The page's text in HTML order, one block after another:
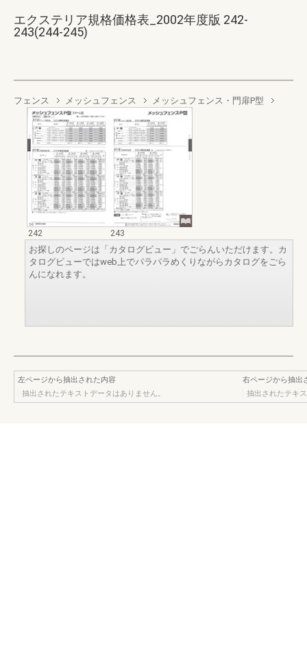
エクステリア規格価格表_2002年度版 242-
243(244-245)
フェンス メッシュフェンス メッシュフェンス・門扉P型
242
243
お探しのページは「カタログビュー」でごらんいただけます。カ
タログビューではweb上でパラパラめくりながらカタログをごら
んになれます。
左ページから抽出された内容
抽出されたテキストデータはありません。
右ページから抽出
抽出されたテキ